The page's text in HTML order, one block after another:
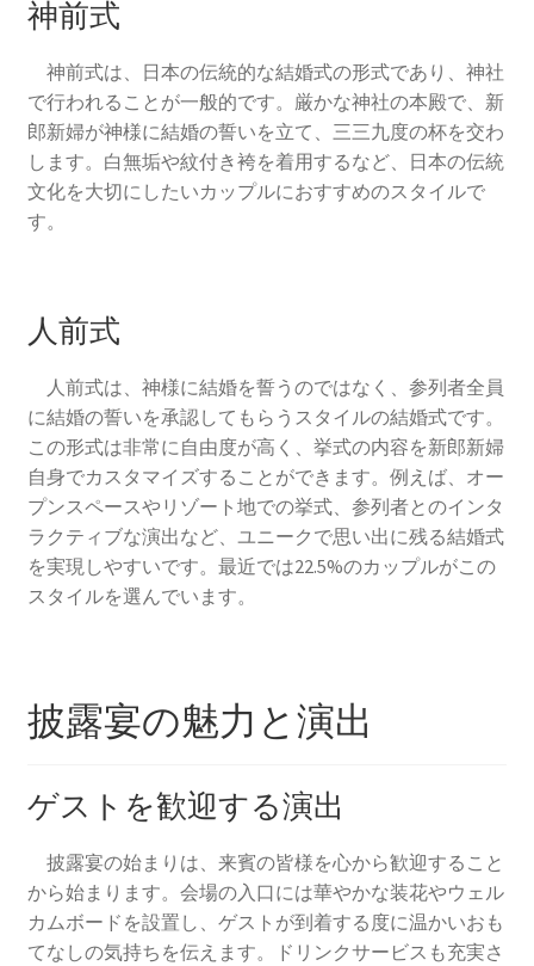
神前式
神前式は、日本の伝統的な結婚式の形式であり、神社
で行われることが一般的です。厳かな神社の本殿で、新
郎新婦が神様に結婚の誓いを立て、三三九度の杯を交わ
します。白無垢や紋付き袴を着用するなど、日本の伝統
文化を大切にしたいカップルにおすすめのスタイルで
す。
人前式
人前式は、神様に結婚を誓うのではなく、参列者全員
に結婚の誓いを承認してもらうスタイルの結婚式です。
この形式は非常に自由度が高く、挙式の内容を新郎新婦
自身でカスタマイズすることができます。例えば、オー
プンスペースやリゾート地での挙式、参列者とのインタ
ラクティブな演出など、ユニークで思い出に残る結婚式
を実現しやすいです。最近では22.5%のカップルがこの
スタイルを選んでいます。
披露宴の魅力と演出
ゲストを歓迎する演出
披露宴の始まりは、来賓の皆様を心から歓迎すること
から始まります。会場の入口には華やかな装花やウェル
カムボードを設置し、ゲストが到着する度に温かいおも
てなしの気持ちを伝えます。ドリンクサービスも充実さ